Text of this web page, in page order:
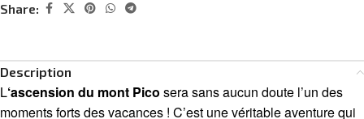
Share:
Description
L‘ascension du mont Pico sera sans aucun doute l’un des
moments forts des vacances ! C’est une véritable aventure qui